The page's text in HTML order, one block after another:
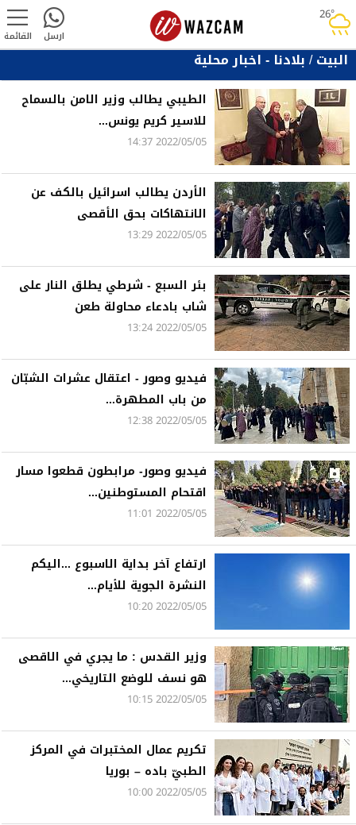
26°rainy القائمة ارسل
البيت/بلادنا - اخبار محلية
الطيبي يطالب وزير الامن بالسماح
للاسير كريم يونس...
2022/05/05 14:37
الأردن يطالب اسرائيل بالكف عن
الانتهاكات بحق الأقصى
2022/05/05 13:29
بئر السبع - شرطي يطلق النار على
شاب بادعاء محاولة طعن
2022/05/05 13:24
فيديو وصور - اعتقال عشرات الشبّان
من باب المطهرة...
2022/05/05 12:38
فيديو وصور- مرابطون قطعوا مسار
اقتحام المستوطنين...
2022/05/05 11:01
ارتفاع آخر بداية الاسبوع ...اليكم
النشرة الجوية للأيام...
2022/05/05 10:20
وزير القدس : ما يجري في الاقصى
هو نسف للوضع التاريخي...
2022/05/05 10:15
تكريم عمال المختبرات في المركز
الطبيّ باده – بوريا
2022/05/05 10:00